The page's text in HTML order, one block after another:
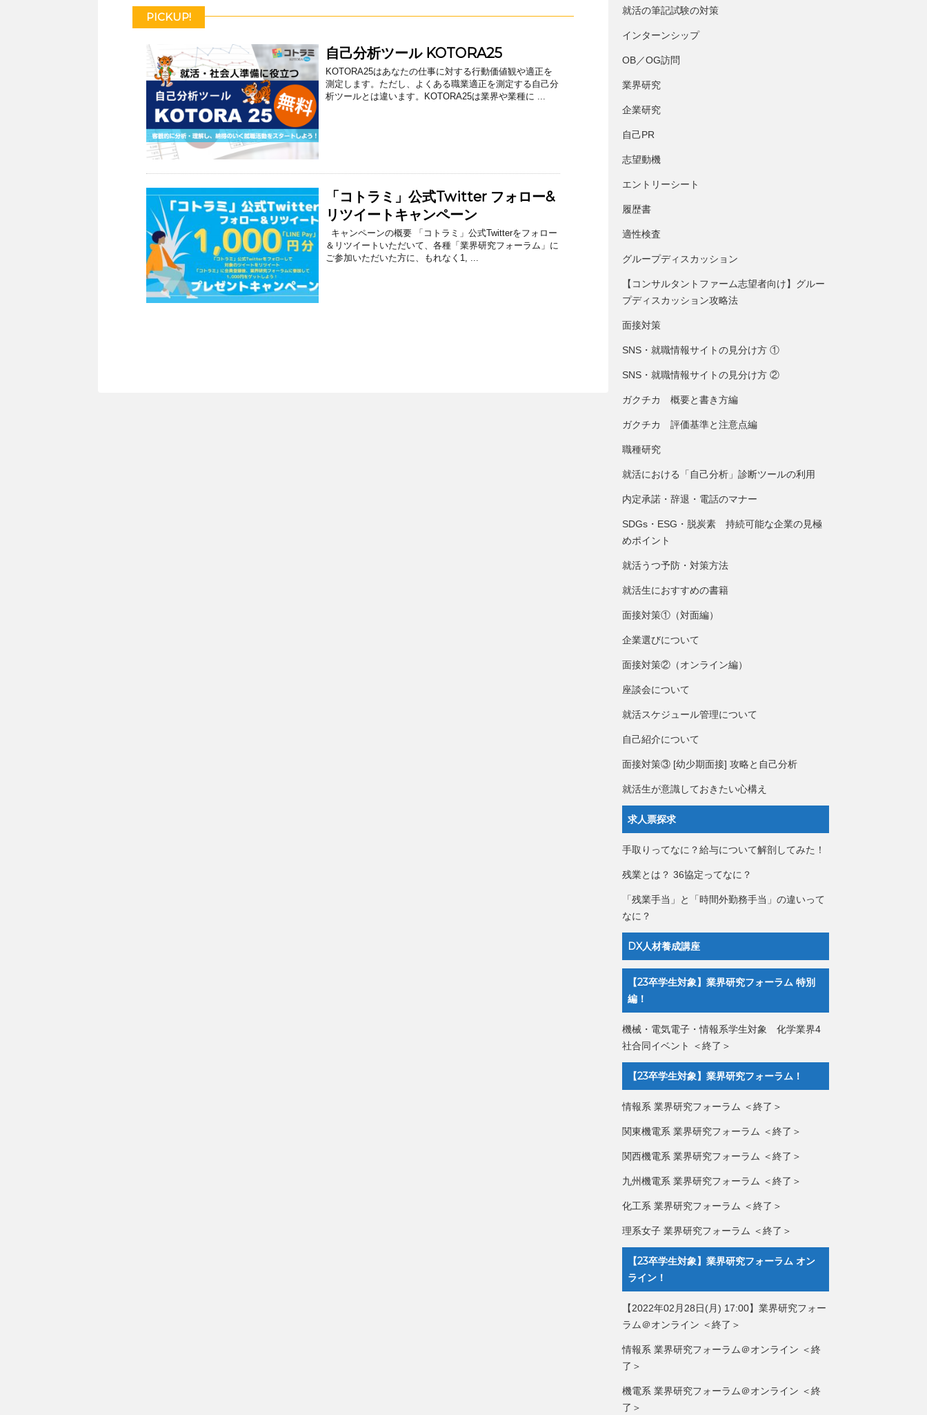
o
o
e
r
PICKUP!
自己分析ツール KOTORA25
KOTORA25はあなたの仕事に対する行動価値観や適正を
測定します。ただし、よくある職業適正を測定する自己分
析ツールとは違います。KOTORA25は業界や業種に ...
「コトラミ」公式Twitter フォロー&
リツイートキャンペーン
キャンペーンの概要 「コトラミ」公式Twitterをフォロー
＆リツイートいただいて、各種「業界研究フォーラム」に
ご参加いただいた方に、もれなく1, ...
就活の筆記試験の対策
インターンシップ
OB／OG訪問
業界研究
企業研究
自己PR
志望動機
エントリーシート
履歴書
適性検査
グループディスカッション
【コンサルタントファーム志望者向け】グルー
プディスカッション攻略法
面接対策
SNS・就職情報サイトの見分け方 ①
SNS・就職情報サイトの見分け方 ②
ガクチカ 概要と書き方編
ガクチカ 評価基準と注意点編
職種研究
就活における「自己分析」診断ツールの利用
内定承諾・辞退・電話のマナー
SDGs・ESG・脱炭素 持続可能な企業の見極
めポイント
就活うつ予防・対策方法
就活生におすすめの書籍
面接対策①（対面編）
企業選びについて
面接対策②（オンライン編）
座談会について
就活スケジュール管理について
自己紹介について
面接対策③ [幼少期面接] 攻略と自己分析
就活生が意識しておきたい心構え
求人票探求
手取りってなに？給与について解剖してみた！
残業とは？ 36協定ってなに？
「残業手当」と「時間外勤務手当」の違いって
なに？
DX人材養成講座
【23卒学生対象】業界研究フォーラム 特別
編！
機械・電気電子・情報系学生対象 化学業界4
社合同イベント ＜終了＞
【23卒学生対象】業界研究フォーラム！
情報系 業界研究フォーラム ＜終了＞
関東機電系 業界研究フォーラム ＜終了＞
関西機電系 業界研究フォーラム ＜終了＞
九州機電系 業界研究フォーラム ＜終了＞
化工系 業界研究フォーラム ＜終了＞
理系女子 業界研究フォーラム ＜終了＞
【23卒学生対象】業界研究フォーラム オン
ライン！
【2022年02月28日(月) 17:00】業界研究フォー
ラム＠オンライン ＜終了＞
情報系 業界研究フォーラム＠オンライン ＜終
了＞
機電系 業界研究フォーラム＠オンライン ＜終
了＞